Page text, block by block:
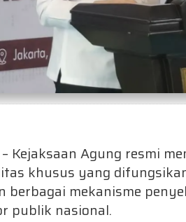
– Kejaksaan Agung resmi
khusus yang
berbagai mekanisme
publik nasional.